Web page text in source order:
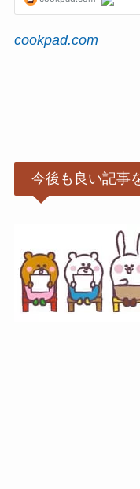
cookpad.com
今後も良い記事